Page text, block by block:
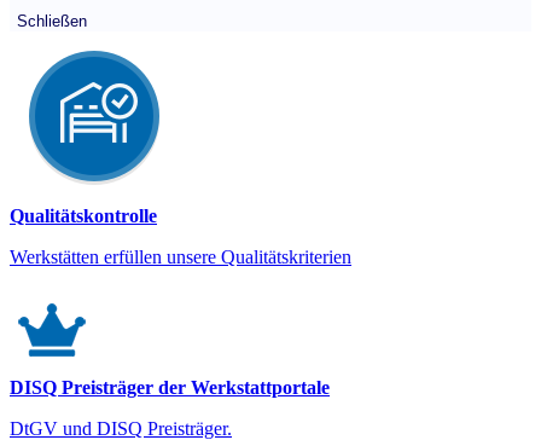
Schließen
Qualitätskontrolle
Werkstätten erfüllen unsere Qualitätskriterien
DISQ Preisträger der Werkstattportale
DtGV und DISQ Preisträger.